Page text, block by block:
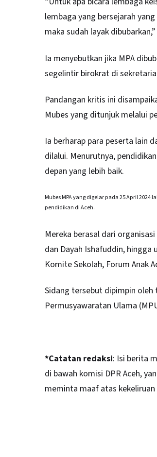
lembaga yang bersejarah
maka sudah layak
Ia menyebutkan jika MPA
segelintir birokrat di
Pandangan kritis ini
Mubes yang ditunjuk melalui
Ia berharap para peserta lain
dilalui. Menurutnya,
depan yang lebih baik.
Mubes MPA yang digelar pada 25 April
pendidikan di Aceh.
Mereka berasal dari
dan Dayah Ishafuddin, hingga
Komite Sekolah, Forum Anak
Sidang tersebut dipimpin oleh
Permusyawaratan Ulama
*Catatan redaksi: Isi berita
di bawah komisi DPR Aceh,
meminta maaf atas